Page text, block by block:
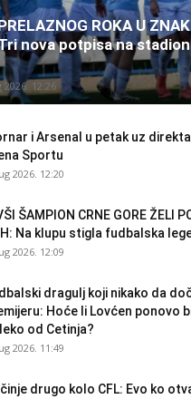
ROKA U
nova potpisa na
2026. 12:26
i Arsenal u petak uz
Sportu
2026. 12:20
ŠAMPION CRNE GORE ŽELI
Na klupu stigla fudbalska
2026. 12:09
dragulj koji nikako da
Hoće li Lovćen ponovo
od Cetinja?
2026. 11:49
drugo kolo CFL: Evo ko